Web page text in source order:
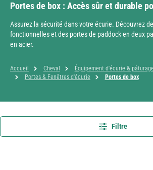
Portes de box : Accès sûr et durable
Assurez la sécurité dans votre écurie. Découvrez
fonctionnelles et des portes de paddock en deux
en acier.
Accueil Cheval Équipement d'écurie & pâturage
Portes & Fenêtres d'écurie
Portes de box
Filtre